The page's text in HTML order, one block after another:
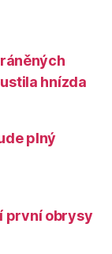
hnízda
plný
první obrysy